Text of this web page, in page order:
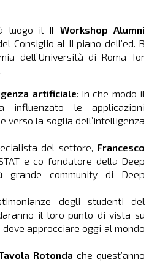
luogo il II Workshop Alumni
Consiglio al II piano dell’ed. B
dell’Università di Roma Tor
artificiale: In che modo il
influenzato le applicazioni
verso la soglia dell’intelligenza
del settore, Francesco
e co-fondatore della Deep
grande community di Deep
degli studenti del
il loro punto di vista su
approcciare oggi al mondo
Rotonda che quest’anno